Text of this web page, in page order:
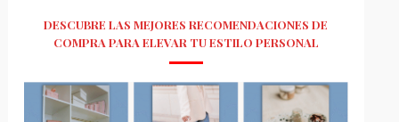
DESCUBRE LAS MEJORES RECOMENDACIONES DE
COMPRA PARA ELEVAR TU ESTILO PERSONAL